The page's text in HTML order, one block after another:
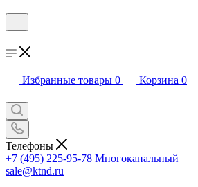
Избранные товары 0 Корзина 0
Телефоны
+7 (495) 225-95-78 Многоканальный
sale@ktnd.ru